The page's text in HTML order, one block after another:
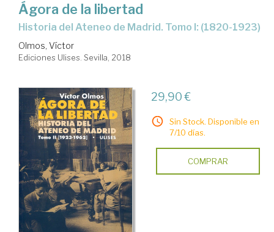
Ágora de la libertad
Historia del Ateneo de Madrid. Tomo I: (1820-1923)
Olmos, Víctor
Ediciones Ulises. Sevilla, 2018
29,90 €
Sin Stock. Disponible en
7/10 días.
COMPRAR